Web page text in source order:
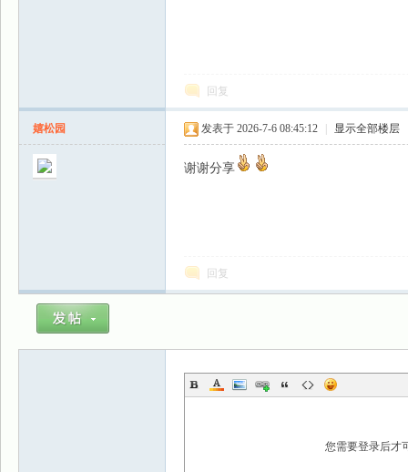
回复
嬉松园 发表于 2026-7-6 08:45:12 显示全部楼层
谢谢分享
回复
您需要登录后才